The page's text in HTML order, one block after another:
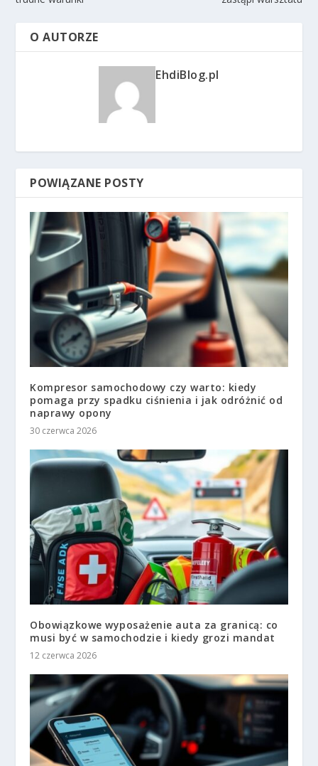
O AUTORZE
EhdiBlog.pl
POWIĄZANE POSTY
Kompresor samochodowy czy warto: kiedy
pomaga przy spadku ciśnienia i jak odróżnić od
naprawy opony
30 czerwca 2026
Obowiązkowe wyposażenie auta za granicą: co
musi być w samochodzie i kiedy grozi mandat
12 czerwca 2026